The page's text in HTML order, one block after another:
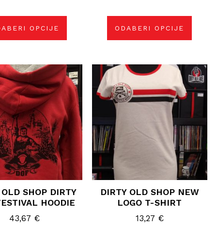
OPCIJE ODABERI OPCIJE
SHOP DIRTY
HOODIE
43,67 €
Ovaj
proizvod
ima
više
varijanti.
Opcije
se
mogu
odabrati
na
stranici
proizvoda
DIRTY OLD SHOP NEW
LOGO T-SHIRT
13,27 €
Ovaj
proizvod
više
varijanti.
Opcije
stranici
proizvoda